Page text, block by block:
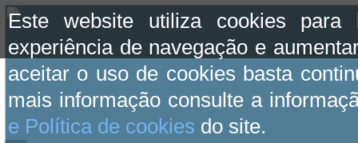
Este website utiliza cookies para
experiência de navegação e
aceitar o uso de cookies basta
mais informação consulte a
e Política de cookies do site.